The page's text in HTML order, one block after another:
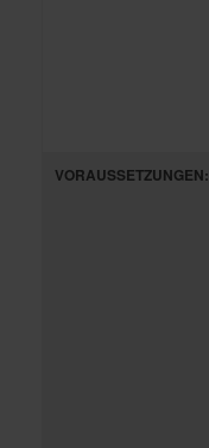
VORAUSSETZUNGEN: